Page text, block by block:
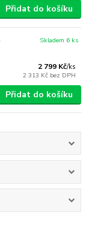
Přidat do košíku
2 799 Kč/ks
2 313 Kč bez DPH
Skladem 6 ks
Přidat do košíku